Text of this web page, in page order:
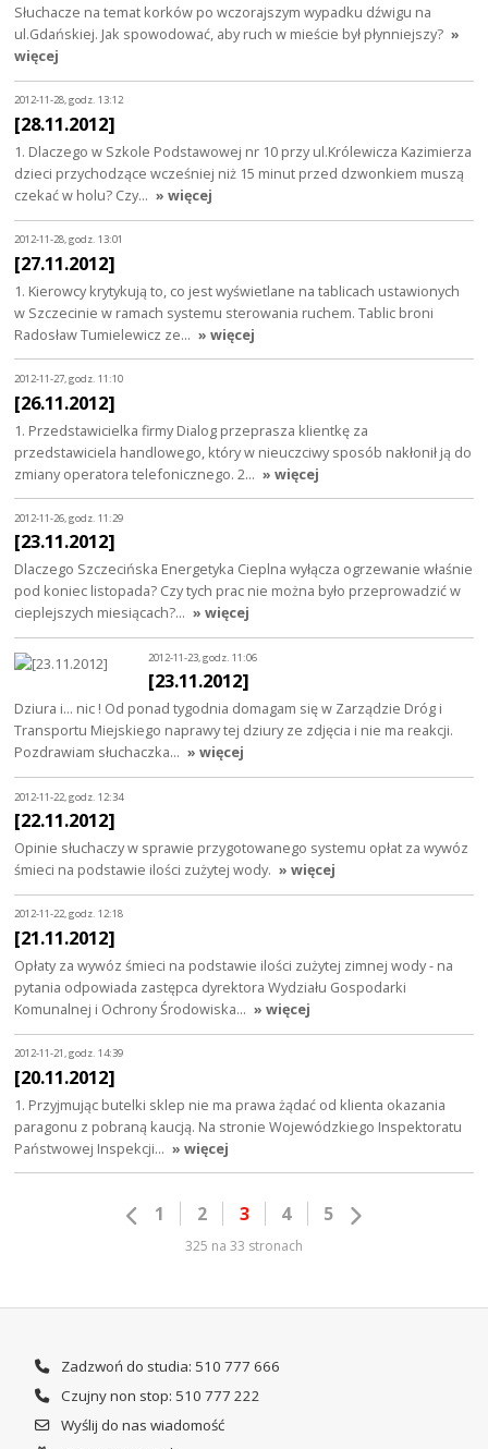
Słuchacze na temat korków po wczorajszym wypadku dźwigu na
ul.Gdańskiej. Jak spowodować, aby ruch w mieście był płynniejszy? »
więcej
2012-11-28, godz. 13:12
[28.11.2012]
1. Dlaczego w Szkole Podstawowej nr 10 przy ul.Królewicza Kazimierza
dzieci przychodzące wcześniej niż 15 minut przed dzwonkiem muszą
czekać w holu? Czy… » więcej
2012-11-28, godz. 13:01
[27.11.2012]
1. Kierowcy krytykują to, co jest wyświetlane na tablicach ustawionych
w Szczecinie w ramach systemu sterowania ruchem. Tablic broni
Radosław Tumielewicz ze… » więcej
2012-11-27, godz. 11:10
[26.11.2012]
1. Przedstawicielka firmy Dialog przeprasza klientkę za
przedstawiciela handlowego, który w nieuczciwy sposób nakłonił ją do
zmiany operatora telefonicznego. 2… » więcej
2012-11-26, godz. 11:29
[23.11.2012]
Dlaczego Szczecińska Energetyka Cieplna wyłącza ogrzewanie właśnie
pod koniec listopada? Czy tych prac nie można było przeprowadzić w
cieplejszych miesiącach?… » więcej
2012-11-23, godz. 11:06
[23.11.2012]
Dziura i... nic ! Od ponad tygodnia domagam się w Zarządzie Dróg i
Transportu Miejskiego naprawy tej dziury ze zdjęcia i nie ma reakcji.
Pozdrawiam słuchaczka… » więcej
2012-11-22, godz. 12:34
[22.11.2012]
Opinie słuchaczy w sprawie przygotowanego systemu opłat za wywóz
śmieci na podstawie ilości zużytej wody. » więcej
2012-11-22, godz. 12:18
[21.11.2012]
Opłaty za wywóz śmieci na podstawie ilości zużytej zimnej wody - na
pytania odpowiada zastępca dyrektora Wydziału Gospodarki
Komunalnej i Ochrony Środowiska… » więcej
2012-11-21, godz. 14:39
[20.11.2012]
1. Przyjmując butelki sklep nie ma prawa żądać od klienta okazania
paragonu z pobraną kaucją. Na stronie Wojewódzkiego Inspektoratu
Państwowej Inspekcji… » więcej
1 2 3 4 5
325 na 33 stronach
Zadzwoń do studia: 510 777 666
Czujny non stop: 510 777 222
Wyślij do nas wiadomość